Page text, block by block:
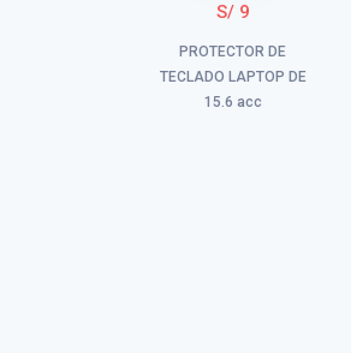
S/ 9
PROTECTOR DE
TECLADO LAPTOP DE
15.6 acc